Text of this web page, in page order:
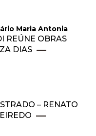
Maria Antonia
REÚNE OBRAS
DIAS
– RENATO